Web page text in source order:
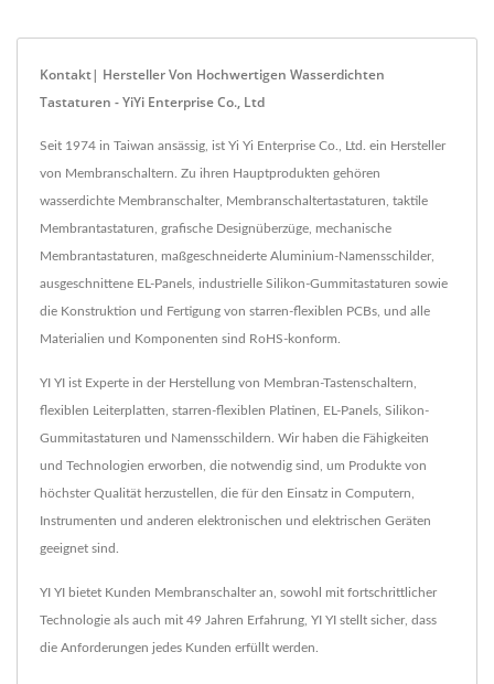
Kontakt| Hersteller Von Hochwertigen Wasserdichten
Tastaturen - YiYi Enterprise Co., Ltd
Seit 1974 in Taiwan ansässig, ist Yi Yi Enterprise Co., Ltd. ein Hersteller
von Membranschaltern. Zu ihren Hauptprodukten gehören
wasserdichte Membranschalter, Membranschaltertastaturen, taktile
Membrantastaturen, grafische Designüberzüge, mechanische
Membrantastaturen, maßgeschneiderte Aluminium-Namensschilder,
ausgeschnittene EL-Panels, industrielle Silikon-Gummitastaturen sowie
die Konstruktion und Fertigung von starren-flexiblen PCBs, und alle
Materialien und Komponenten sind RoHS-konform.
YI YI ist Experte in der Herstellung von Membran-Tastenschaltern,
flexiblen Leiterplatten, starren-flexiblen Platinen, EL-Panels, Silikon-
Gummitastaturen und Namensschildern. Wir haben die Fähigkeiten
und Technologien erworben, die notwendig sind, um Produkte von
höchster Qualität herzustellen, die für den Einsatz in Computern,
Instrumenten und anderen elektronischen und elektrischen Geräten
geeignet sind.
YI YI bietet Kunden Membranschalter an, sowohl mit fortschrittlicher
Technologie als auch mit 49 Jahren Erfahrung, YI YI stellt sicher, dass
die Anforderungen jedes Kunden erfüllt werden.